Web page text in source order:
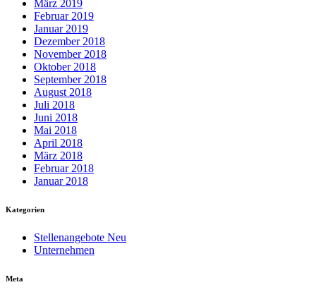
März 2019
Februar 2019
Januar 2019
Dezember 2018
November 2018
Oktober 2018
September 2018
August 2018
Juli 2018
Juni 2018
Mai 2018
April 2018
März 2018
Februar 2018
Januar 2018
Kategorien
Stellenangebote Neu
Unternehmen
Meta